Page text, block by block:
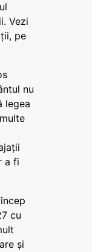
Vezi
pe
nu
legea
a fi
cu
și